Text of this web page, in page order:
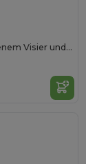
Flexfit Snapback mit Gebogenem Visier und 6 Panels